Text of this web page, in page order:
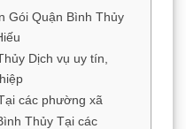
Gói Quận Bình Thủy
Dịch vụ uy tín,
các phường xã
Thủy Tại các